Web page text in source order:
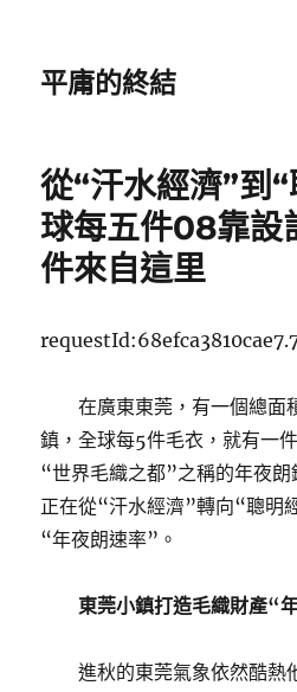
平庸的終結
從“汗水經濟”到
球每五件08靠設
件來自這里
在廣東東莞，有一個總面
鎮，全球每5件毛衣，就有一
“世界毛織之都”之稱的年夜
正在從“汗水經濟”轉向“聰明
“年夜朗速率”。
東莞小鎮打造毛織財產“
進秋的東莞氣象依然酷熱